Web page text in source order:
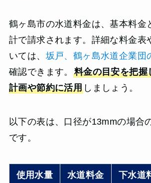
鶴ヶ島市の水道料金は、基本料金
計で請求されます。詳細な料金表
いては、 坂戸、鶴ヶ島水道企業団
確認できます。 料金の目安を把握
計画や節約に活用 しましょう。
以下の表は、口径が13mmの場合
です。
使用水量
水道料金
下水道